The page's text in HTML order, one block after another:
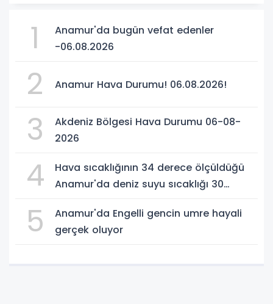
1
Anamur'da bugün vefat edenler
-06.08.2026
2 Anamur Hava Durumu! 06.08.2026!
3
Akdeniz Bölgesi Hava Durumu 06-08-
2026
4
Hava sıcaklığının 34 derece ölçüldüğü
Anamur'da deniz suyu sıcaklığı 30
5
Anamur'da Engelli gencin umre hayali
gerçek oluyor